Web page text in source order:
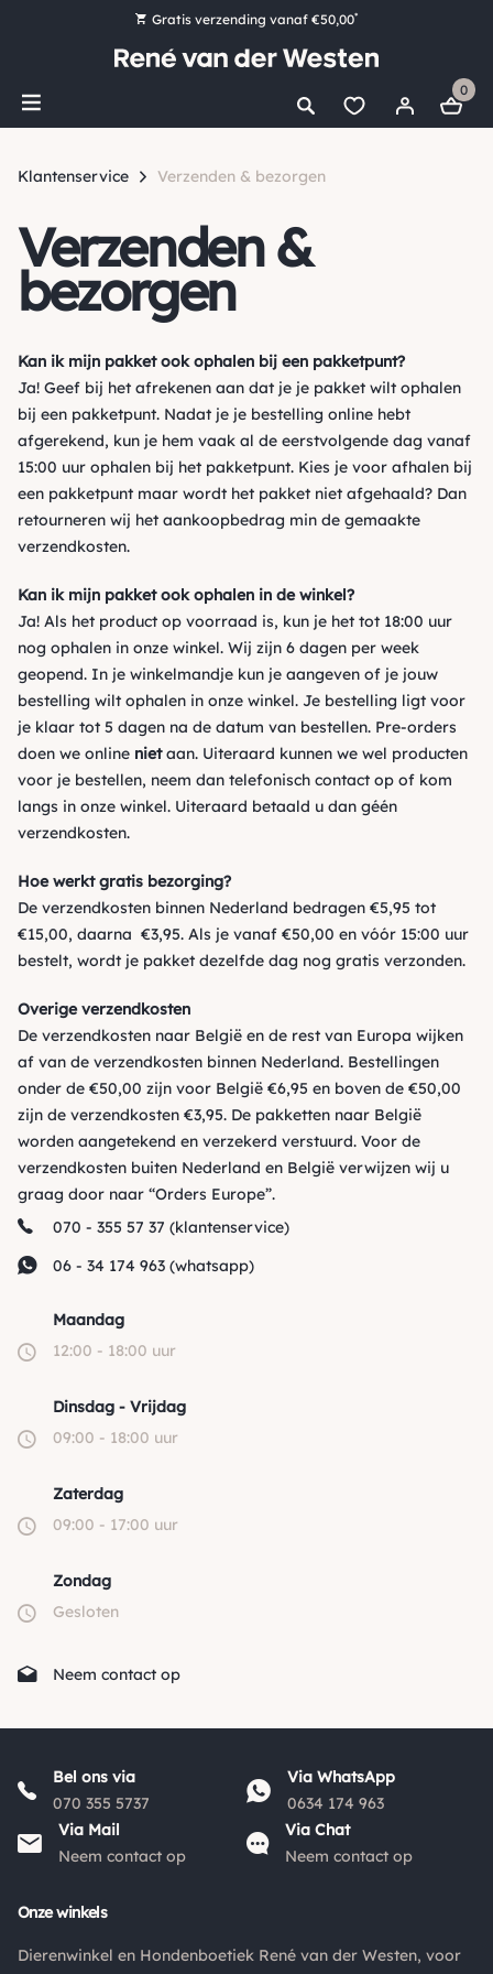
Gratis verzending vanaf €50,00*
Bestel nu, betaal later met Klarna
Ruim 16.000 artikelen op voorraad
Ruim 44 jaar kennis en ervaring
0
Klantenservice Verzenden & bezorgen
Verzenden &
bezorgen
Kan ik mijn pakket ook ophalen bij een pakketpunt?
Ja! Geef bij het afrekenen aan dat je je pakket wilt ophalen
bij een pakketpunt. Nadat je je bestelling online hebt
afgerekend, kun je hem vaak al de eerstvolgende dag vanaf
15:00 uur ophalen bij het pakketpunt. Kies je voor afhalen bij
een pakketpunt maar wordt het pakket niet afgehaald? Dan
retourneren wij het aankoopbedrag min de gemaakte
verzendkosten.
Kan ik mijn pakket ook ophalen in de winkel?
Ja! Als het product op voorraad is, kun je het tot 18:00 uur
nog ophalen in onze winkel. Wij zijn 6 dagen per week
geopend. In je winkelmandje kun je aangeven of je jouw
bestelling wilt ophalen in onze winkel. Je bestelling ligt voor
je klaar tot 5 dagen na de datum van bestellen. Pre-orders
doen we online nietaan. Uiteraard kunnen we wel producten
voor je bestellen, neem dan telefonisch contact op of kom
langs in onze winkel. Uiteraard betaald u dan géén
verzendkosten.
Hoe werkt gratis bezorging?
De verzendkosten binnen Nederland bedragen €5,95 tot
€15,00, daarna €3,95. Als je vanaf €50,00 en vóór 15:00 uur
bestelt, wordt je pakket dezelfde dag nog gratis verzonden.
Overige verzendkosten
De verzendkosten naar België en de rest van Europa wijken
af van de verzendkosten binnen Nederland. Bestellingen
onder de €50,00 zijn voor België €6,95 en boven de €50,00
zijn de verzendkosten €3,95. De pakketten naar België
worden aangetekend en verzekerd verstuurd. Voor de
verzendkosten buiten Nederland en België verwijzen wij u
graag door naar “Orders Europe”.
070 - 355 57 37 (klantenservice)
06 - 34 174 963 (whatsapp)
Maandag
12:00 - 18:00 uur
Dinsdag - Vrijdag
09:00 - 18:00 uur
Zaterdag
09:00 - 17:00 uur
Zondag
Gesloten
Neem contact op
Bel ons via
070 355 5737
Via WhatsApp
0634 174 963
Via Mail
Neem contact op
Via Chat
Neem contact op
Onze winkels
Dierenwinkel en Hondenboetiek René van der Westen, voor